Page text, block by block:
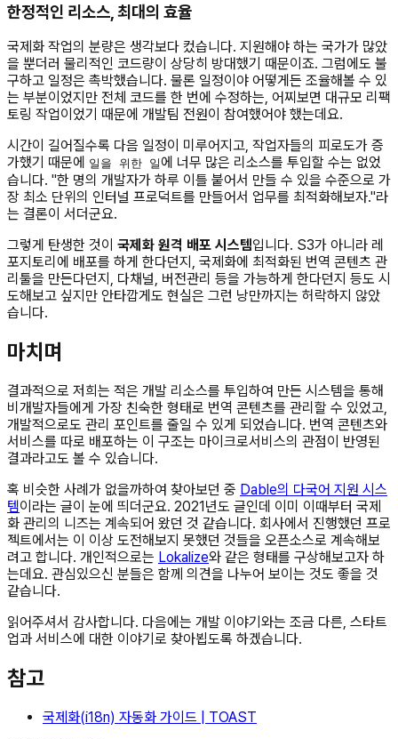
한정적인 리소스, 최대의 효율
국제화 작업의 분량은 생각보다 컸습니다. 지원해야 하는 국가가 많았
을 뿐더러 물리적인 코드량이 상당히 방대했기 때문이죠. 그럼에도 불
구하고 일정은 촉박했습니다. 물론 일정이야 어떻게든 조율해볼 수 있
는 부분이었지만 전체 코드를 한 번에 수정하는, 어찌보면 대규모 리팩
토링 작업이었기 때문에 개발팀 전원이 참여했어야 했는데요.
시간이 길어질수록 다음 일정이 미루어지고, 작업자들의 피로도가 증
가했기 때문에
일을 위한 일에 너무 많은 리소스를 투입할 수는 없었
습니다. "한 명의 개발자가 하루 이틀 붙어서 만들 수 있을 수준으로 가
장 최소 단위의 인터널 프로덕트를 만들어서 업무를 최적화해보자."라
는 결론이 서더군요.
그렇게 탄생한 것이 국제화 원격 배포 시스템입니다. S3가 아니라 레
포지토리에 배포를 하게 한다던지, 국제화에 최적화된 번역 콘텐츠 관
리툴을 만든다던지, 다채널, 버전관리 등을 가능하게 한다던지 등도 시
도해보고 싶지만 안타깝게도 현실은 그런 낭만까지는 허락하지 않았
습니다.
마치며
결과적으로 저희는 적은 개발 리소스를 투입하여 만든 시스템을 통해
비개발자들에게 가장 친숙한 형태로 번역 콘텐츠를 관리할 수 있었고,
개발적으로도 관리 포인트를 줄일 수 있게 되었습니다. 번역 콘텐츠와
서비스를 따로 배포하는 이 구조는 마이크로서비스의 관점이 반영된
결과라고도 볼 수 있습니다.
혹 비슷한 사례가 없을까하여 찾아보던 중 Dable의 다국어 지원 시스
템이라는 글이 눈에 띄더군요. 2021년도 글인데 이미 이때부터 국제
화 관리의 니즈는 계속되어 왔던 것 같습니다. 회사에서 진행했던 프로
젝트에서는 이 이상 도전해보지 못했던 것들을 오픈소스로 계속해보
려고 합니다. 개인적으로는 Lokalize와 같은 형태를 구상해보고자 하
는데요. 관심있으신 분들은 함께 의견을 나누어 보이는 것도 좋을 것
같습니다.
읽어주셔서 감사합니다. 다음에는 개발 이야기와는 조금 다른, 스타트
업과 서비스에 대한 이야기로 찾아뵙도록 하겠습니다.
참고
국제화(i18n) 자동화 가이드 | TOAST